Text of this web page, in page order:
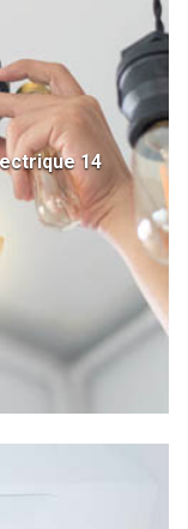
14